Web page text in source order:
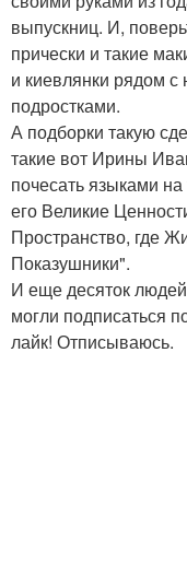
выпускниц. И,
прически и такие
и киевлянки рядом
подростками.
А подборки такую
такие вот Ирины
почесать языками
его Великие
Пространство, где
Показушники".
И еще десяток
могли подписаться
лайк! Отписываюсь.